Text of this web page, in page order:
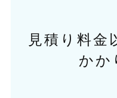
見積り料金
かか